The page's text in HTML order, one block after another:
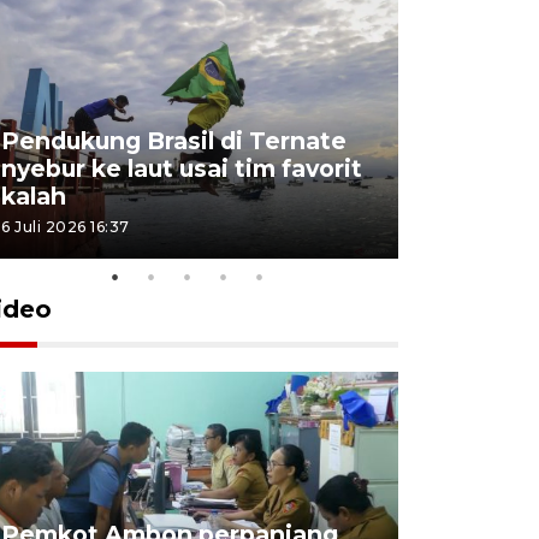
Pendukung Brasil di Ternate
nyebur ke laut usai tim favorit
kalah
6 Juli 2026 16:37